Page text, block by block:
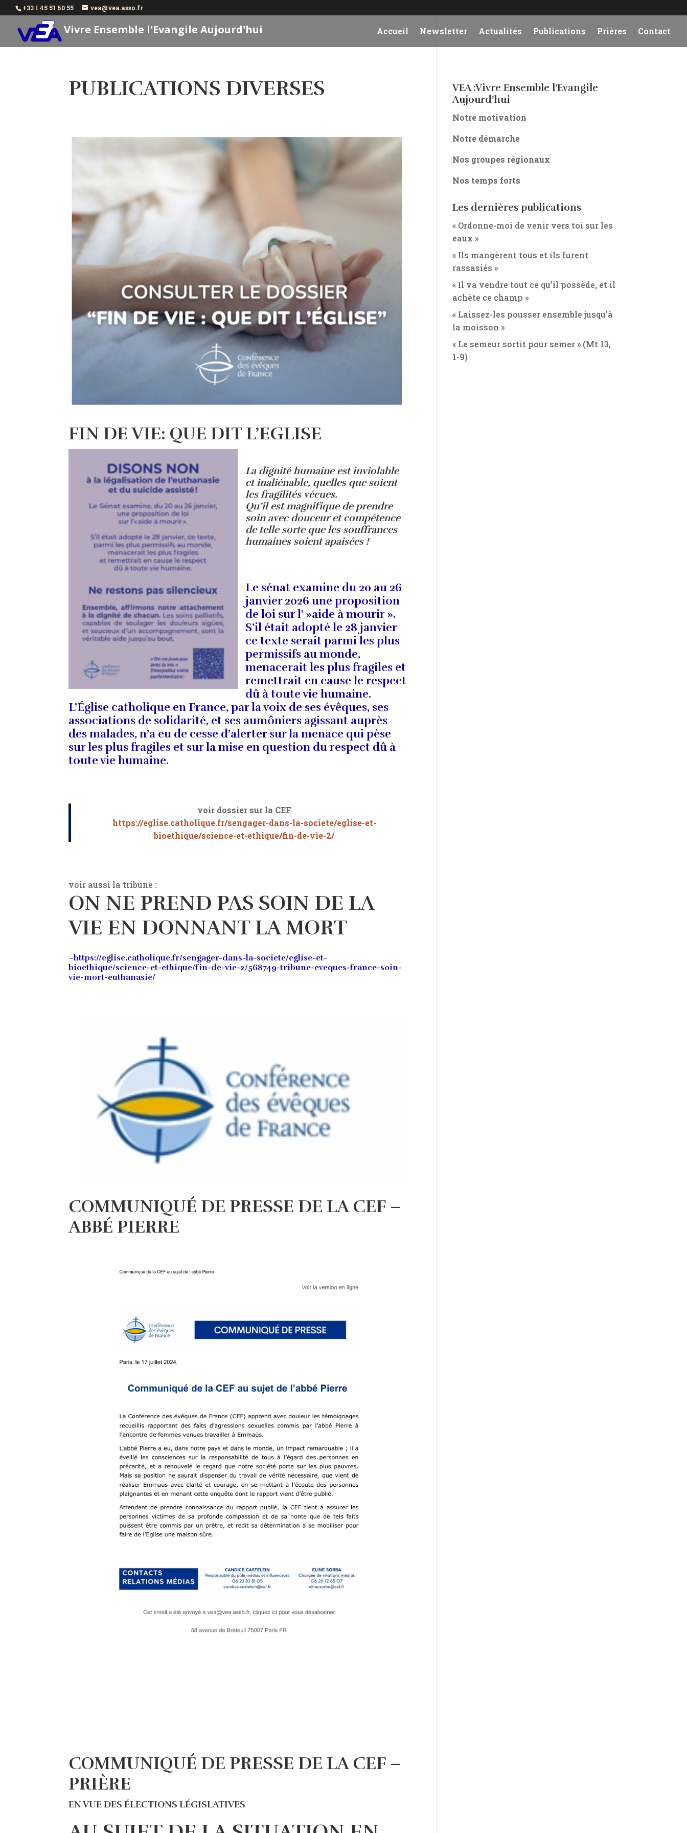
+33 1 45 51 60 55 vea@vea.asso.fr
Vivre Ensemble l'Evangile Aujourd'hui Accueil Newsletter Actualités Publications Prières Contact
PUBLICATIONS DIVERSES
FIN DE VIE: QUE DIT L’EGLISE
La dignité humaine est inviolable
et inaliénable, quelles que soient
les fragilités vécues.
Qu’il est magnifique de prendre
soin avec douceur et compétence
de telle sorte que les souffrances
humaines soient apaisées !
Le sénat examine du 20 au 26
janvier 2026 une proposition
de loi sur l' »aide à mourir ».
S’il était adopté le 28 janvier
ce texte serait parmi les plus
permissifs au monde,
menacerait les plus fragiles et
remettrait en cause le respect
dû à toute vie humaine.
L’Église catholique en France, par la voix de ses évêques, ses
associations de solidarité, et ses aumôniers agissant auprès
des malades, n’a eu de cesse d’alerter sur la menace qui pèse
sur les plus fragiles et sur la mise en question du respect dû à
toute vie humaine.
voir dossier sur la CEF
https://eglise.catholique.fr/sengager-dans-la-societe/eglise-et-
bioethique/science-et-ethique/fin-de-vie-2/
voir aussi la tribune :
ON NE PREND PAS SOIN DE LA
VIE EN DONNANT LA MORT
–https://eglise.catholique.fr/sengager-dans-la-societe/eglise-et-
bioethique/science-et-ethique/fin-de-vie-2/568749-tribune-eveques-france-soin-
vie-mort-euthanasie/
COMMUNIQUÉ DE PRESSE DE LA CEF –
ABBÉ PIERRE
COMMUNIQUÉ DE PRESSE DE LA CEF –
PRIÈRE
EN VUE DES ÉLECTIONS LÉGISLATIVES
VEA :Vivre Ensemble l’Evangile
Aujourd’hui
Notre motivation
Notre démarche
Nos groupes régionaux
Nos temps forts
Les dernières publications
« Ordonne-moi de venir vers toi sur les
eaux »
« Ils mangèrent tous et ils furent
rassasiés »
« Il va vendre tout ce qu’il possède, et il
achète ce champ »
« Laissez-les pousser ensemble jusqu’à
la moisson »
« Le semeur sortit pour semer » (Mt 13,
1-9)